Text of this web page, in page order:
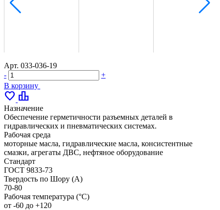
Арт. 033-036-19
-
+
В корзину
favorite leaderboard
Назначение
Обеспечение герметичности разъемных деталей в
гидравлических и пневматических системах.
Рабочая среда
моторные масла, гидравлические масла, консистентные
смазки, агрегаты ДВС, нефтяное оборудование
Стандарт
ГОСТ 9833-73
Твердость по Шору (А)
70-80
Рабочая температура (°С)
от -60 до +120